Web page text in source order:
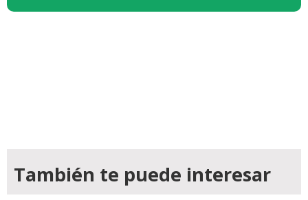
También te puede interesar